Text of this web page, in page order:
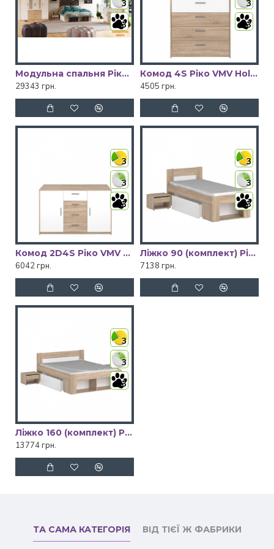
3
3
Модульна спальня Ріко VMV Holding
29343 грн.
3
3
Комод 4S Ріко VMV Holding
4505 грн.
3
3
3
Комод 2D4S Ріко VMV Holding
6042 грн.
3
3
3
Ліжко 90 (комплект) Ріко VMV Holding
7138 грн.
3
3
3
Ліжко 160 (комплект) Ріко VMV Holding
13774 грн.
ТА САМА КАТЕГОРІЯ ВІД ТІЄЇ Ж ФАБРИКИ